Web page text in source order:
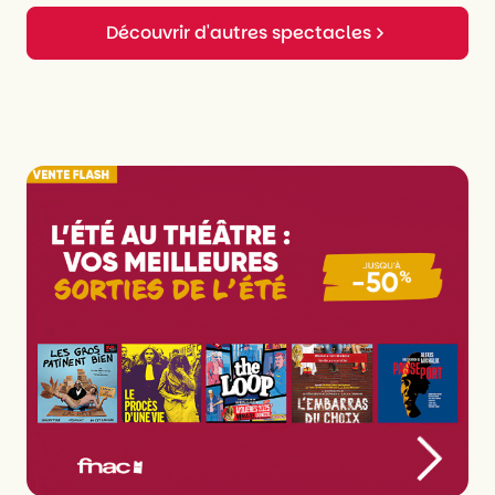
Découvrir d'autres spectacles